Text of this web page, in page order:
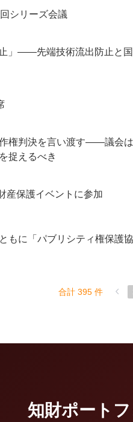
シリーズ会議
」――先端技術流出防止と
権判決を言い渡す――議会
捉えるべき
産保護イベントに参加
もに「パブリシティ権保護
合計 395 件
知財ポート